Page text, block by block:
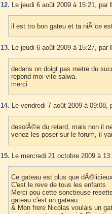
12. Le jeudi 6 août 2009 à 15:21, par
il est tro bon gateu et ta niÃ¨ce
13. Le jeudi 6 août 2009 à 15:27, par
dedans on doigt pas metre du
repond moi vite salwa.
merci
14. Le vendredi 7 août 2009 à 09:08,
desolÃ©e du retard, mais non il
venez les poser sur le forum, il
15. Le mercredi 21 octobre 2009 à
Ce gateau est plus que dÃ©licieux.
C'est le reve de tous les enfants
Merci pou cette sonctieuse
gateau c'est un gateau.
& Mon frere Nicolas voulais un